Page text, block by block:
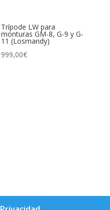
Trípode LW para
monturas GM-8, G-9 y G-
11 (Losmandy)
999,00€